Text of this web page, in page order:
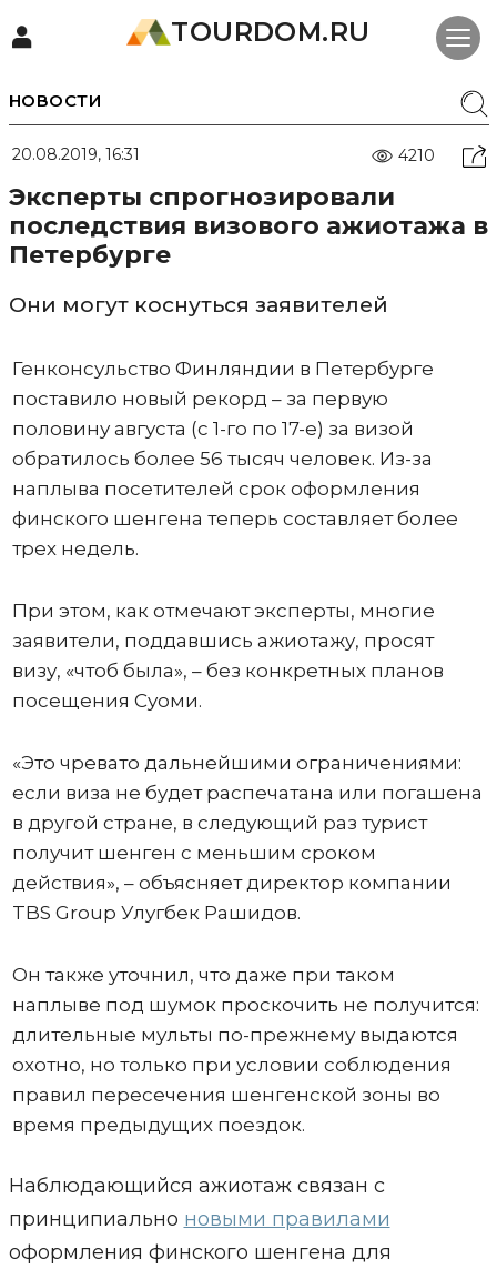
TOURDOM.RU
НОВОСТИ
20.08.2019, 16:31 4210
Эксперты спрогнозировали
последствия визового ажиотажа в
Петербурге
Они могут коснуться заявителей
Генконсульство Финляндии в Петербурге
поставило новый рекорд – за первую
половину августа (с 1-го по 17-е) за визой
обратилось более 56 тысяч человек. Из-за
наплыва посетителей срок оформления
финского шенгена теперь составляет более
трех недель.
При этом, как отмечают эксперты, многие
заявители, поддавшись ажиотажу, просят
визу, «чтоб была», – без конкретных планов
посещения Суоми.
«Это чревато дальнейшими ограничениями:
если виза не будет распечатана или погашена
в другой стране, в следующий раз турист
получит шенген с меньшим сроком
действия», – объясняет директор компании
TBS Group Улугбек Рашидов.
Он также уточнил, что даже при таком
наплыве под шумок проскочить не получится:
длительные мульты по-прежнему выдаются
охотно, но только при условии соблюдения
правил пересечения шенгенской зоны во
время предыдущих поездок.
Наблюдающийся ажиотаж связан с
принципиально новыми правилами
оформления финского шенгена для